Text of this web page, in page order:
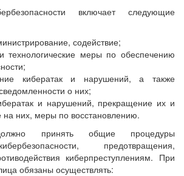
включает следующие
содействие;
технологические меры по обеспечению
кибератак и нарушений, а также
о них;
и нарушений, прекращение их и
на них, меры по восстановлению.
принять общие процедуры
предотвращения,
киберпреступлениям. При
обязаны осуществлять: